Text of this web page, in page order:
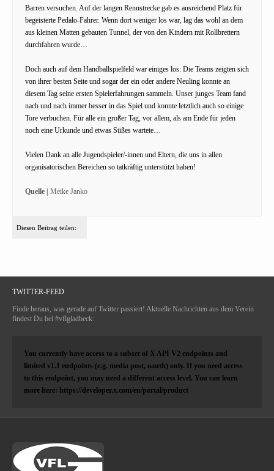
Barren versuchen. Auf der langen Rennstrecke gab es ausreichend Platz für
begeisterte Pedalo-Fahrer. Wenn dort weniger los war, lag das wohl an dem
aus kleinen Matten gebauten Tunnel, der von den Kindern mit Rollbrettern
durchfahren wurde…
Doch auch auf dem Handballspielfeld war einiges los: Die Teams zeigten sich
von ihrer besten Seite und sogar der ein oder andere Neuling konnte an
diesem Tag seine ersten Spielerfahrungen sammeln. Unser junges Team fand
nach und nach immer besser in das Spiel und konnte letztlich auch so einige
Tore verbuchen. Für alle ein großer Tag, vor allem, als am Ende für jeden
noch eine Urkunde und etwas Süßes wartete…
Vielen Dank an alle Jugendspieler/-innen und Eltern, die uns in allen
organisatorischen Bereichen so tatkräftig unterstützt haben!
Quelle | Meike Janko
Diesen Beitrag teilen:
TWITTER-FEED
Finde heraus, was gerade auf Twitter passiert! Aktuelle Nachrichten aus dem Verein
findest Du bei #vflgladbeck:
You currently have access to a subset of X API V2 endpoints and
limited v1.1 endpoints (e.g. media post, oauth) only. If you need access
to this endpoint, you may need a different access level. You can learn
more here: https://developer.x.com/en/portal/product